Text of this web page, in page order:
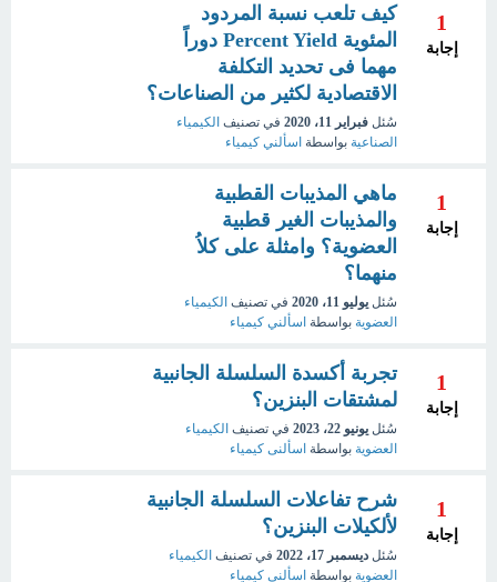
1
إجابة
كيف تلعب نسبة المردود
المئوية Percent Yield دوراً
مهما فى تحديد التكلفة
الاقتصادية لكثير من الصناعات؟
سُئل فبراير 11، 2020 في تصنيف الكيمياء
الصناعية بواسطة اسألني كيمياء
1
إجابة
ماهي المذيبات القطبية
والمذيبات الغير قطبية
العضوية؟ وامثلة على كلاُ
منهما؟
سُئل يوليو 11، 2020 في تصنيف الكيمياء
العضوية بواسطة اسألني كيمياء
1
إجابة
تجربة أكسدة السلسلة الجانبية
لمشتقات البنزين؟
سُئل يونيو 22، 2023 في تصنيف الكيمياء
العضوية بواسطة اسألنى كيمياء
1
إجابة
شرح تفاعلات السلسلة الجانبية
لألكيلات البنزين؟
سُئل ديسمبر 17، 2022 في تصنيف الكيمياء
العضوية بواسطة اسألني كيمياء